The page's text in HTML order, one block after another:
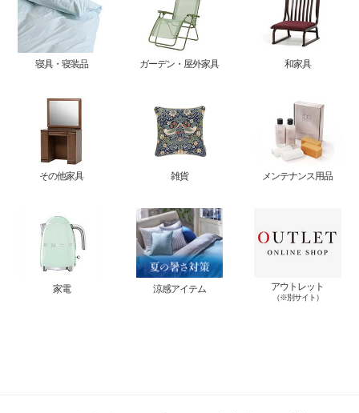
寝具・寝装品 ガーデン・屋外家具 和家具
その他家具 雑貨 メンテナンス用品
家電 涼感アイテム アウトレット
（※別サイト）